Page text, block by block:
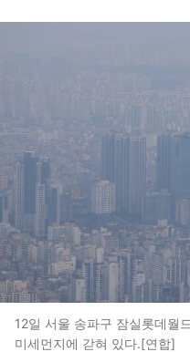
12일 서울 송파구 잠실롯데월
미세먼지에 갇혀 있다.[연합]